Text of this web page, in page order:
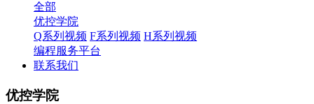
全部
优控学院
Q系列视频 F系列视频 H系列视频
编程服务平台
联系我们
优控学院